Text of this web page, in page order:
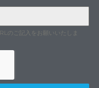
のご記入をお願いいたしま